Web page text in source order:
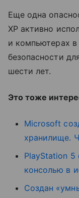
Еще одна
XP активно
и компьютерах в
безопасности
шести лет.
Это тоже
Microsoft
хранилище.
PlayStation 5
консолью в
Создан